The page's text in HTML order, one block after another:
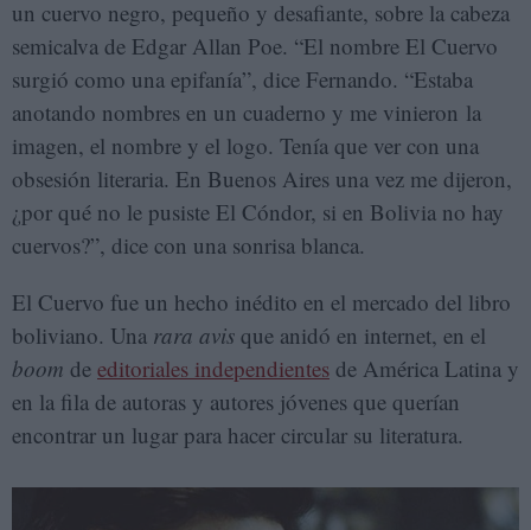
un cuervo negro, pequeño y desafiante, sobre la cabeza
semicalva de Edgar Allan Poe. “El nombre El Cuervo
surgió como una epifanía”, dice Fernando. “Estaba
anotando nombres en un cuaderno y me vinieron la
imagen, el nombre y el logo. Tenía que ver con una
obsesión literaria. En Buenos Aires una vez me dijeron,
¿por qué no le pusiste El Cóndor, si en Bolivia no hay
cuervos?”, dice con una sonrisa blanca.
El Cuervo fue un hecho inédito en el mercado del libro
boliviano. Una rara avis que anidó en internet, en el
boom de editoriales independientes de América Latina y
en la fila de autoras y autores jóvenes que querían
encontrar un lugar para hacer circular su literatura.